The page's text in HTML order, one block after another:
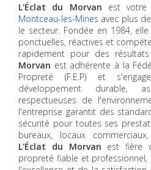
L'Éclat du Morvan est votre
Montceau-les-Mines avec plus
le secteur. Fondée en 1984,
ponctuelles, réactives et
rapidement pour des résultats
Morvan est adhérente à la
Propreté (F.E.P) et
développement durable,
respectueuses de
l'entreprise garantit des
sécurité pour toutes ses
bureaux, locaux
L'Éclat du Morvan est fière
propreté fiable et